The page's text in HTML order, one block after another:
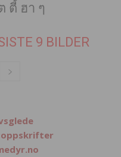
9 BILDER